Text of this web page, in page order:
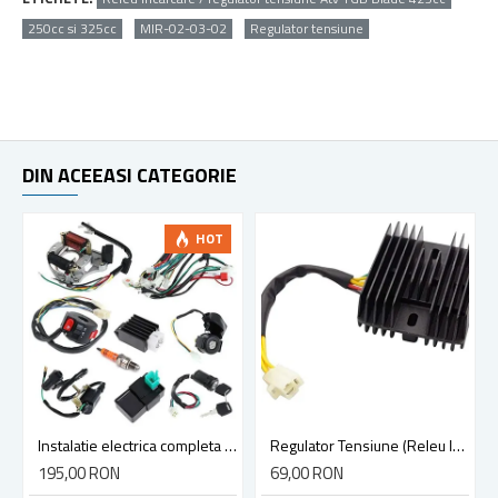
250cc si 325cc
MIR-02-03-02 Regulator tensiune
DIN ACEEASI CATEGORIE
HOT
Instalatie electrica completa ATV 110cc (9 in 1)
195,00 RON
Regulator Tensiune (Releu Incarcare) ATV 250cc Helix CN250, Roketa MC-54, Jonway YY250T, Linhai RedCat FX CN CF250, Cf Moto 250cc
69,00 RON